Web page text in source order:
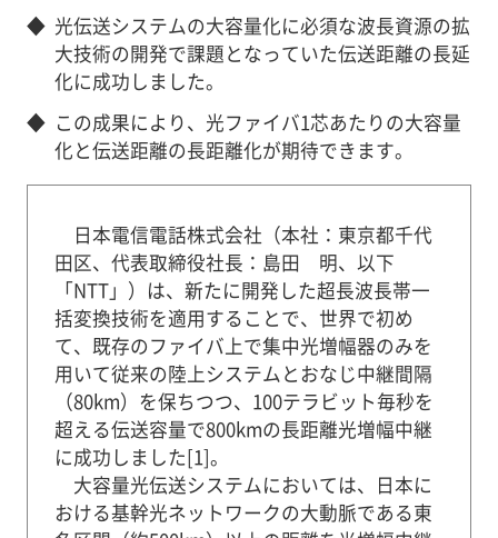
◆ 光伝送システムの大容量化に必須な波長資源の拡
大技術の開発で課題となっていた伝送距離の長延
化に成功しました。
◆ この成果により、光ファイバ1芯あたりの大容量
化と伝送距離の長距離化が期待できます。
日本電信電話株式会社（本社：東京都千代
田区、代表取締役社長：島田 明、以下
「NTT」）は、新たに開発した超長波長帯一
括変換技術を適用することで、世界で初め
て、既存のファイバ上で集中光増幅器のみを
用いて従来の陸上システムとおなじ中継間隔
（80km）を保ちつつ、100テラビット毎秒を
超える伝送容量で800kmの長距離光増幅中継
に成功しました[1]。
大容量光伝送システムにおいては、日本に
おける基幹光ネットワークの大動脈である東